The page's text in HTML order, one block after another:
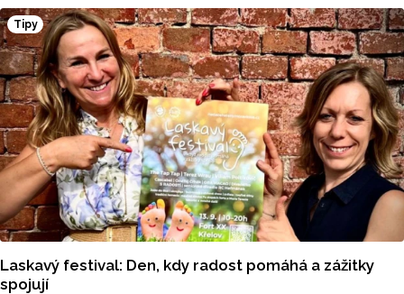
Nadace Heleny Morávkové ve spolupráci s Rodinným
centrem Olivy. Výtěžek akce putuje dětem s autismem.
Tipy
Laskavý festival: Den, kdy radost pomáhá a zážitky
spojují